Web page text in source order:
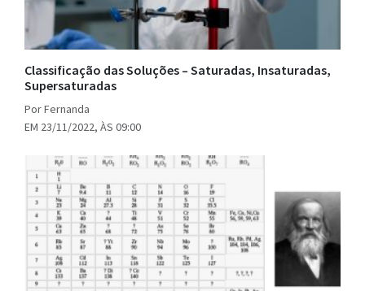
Classificação das Soluções – Saturadas, Insaturadas,
Supersaturadas
Por Fernanda
EM 23/11/2022, ÀS 09:00